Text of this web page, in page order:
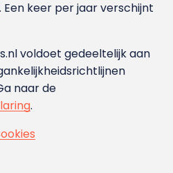
Een keer per jaar verschijnt
voldoet gedeeltelijk aan
naar de
.